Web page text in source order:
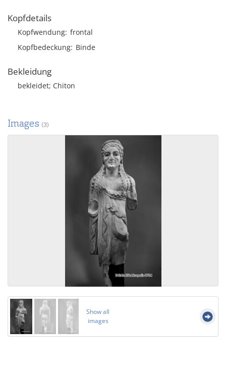
Kopfdetails
Kopfwendung frontal
Kopfbedeckung Binde
Bekleidung
bekleidet; Chiton
Images (3)
Show all
images